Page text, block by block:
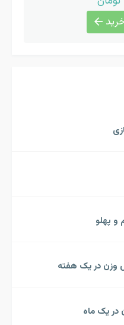
و پهلو
وزن در یک هفته
یک ماه